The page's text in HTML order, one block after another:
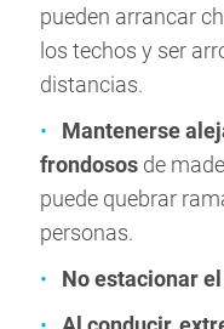
pueden arrancar
los techos y ser
distancias.
Mantenerse
frondosos de
puede quebrar
personas.
No estacionar